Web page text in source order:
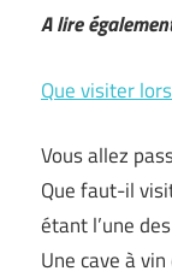
A lire
Que visiter
Vous allez
Que faut-il
étant l’une
Une cave à